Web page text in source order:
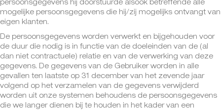
persoonsgegevens hij doorstuurde alsook betreffende alle
mogelijke persoonsgegevens die hij/zij mogelijks ontvangt van
eigen klanten.
De persoonsgegevens worden verwerkt en bijgehouden voor
de duur die nodig is in functie van de doeleinden van de (al
dan niet contractuele) relatie en van de verwerking van deze
gegevens. De gegevens van de Gebruiker worden in alle
gevallen ten laatste op 31 december van het zevende jaar
volgend op het verzamelen van de gegevens verwijderd
worden uit onze systemen behoudens de persoonsgegevens
die we langer dienen bij te houden in het kader van een